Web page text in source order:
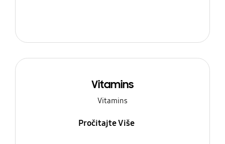
Vitamins
Vitamins
Pročitajte Više